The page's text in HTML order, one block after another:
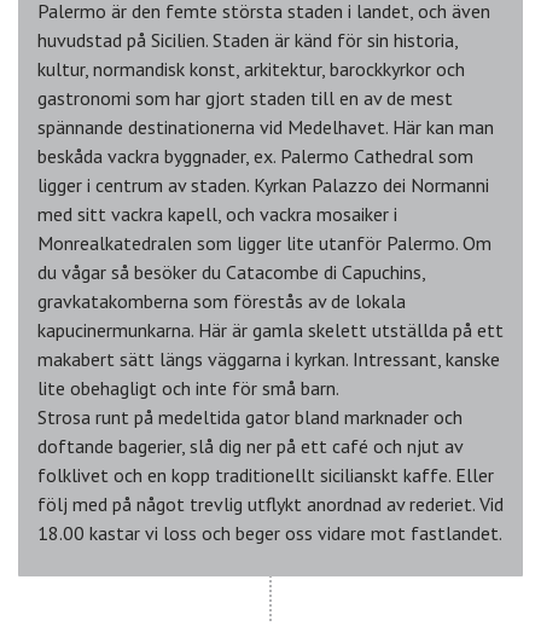
Palermo är den femte största staden i landet, och även
huvudstad på Sicilien. Staden är känd för sin historia,
kultur, normandisk konst, arkitektur, barockkyrkor och
gastronomi som har gjort staden till en av de mest
spännande destinationerna vid Medelhavet. Här kan man
beskåda vackra byggnader, ex. Palermo Cathedral som
ligger i centrum av staden. Kyrkan Palazzo dei Normanni
med sitt vackra kapell, och vackra mosaiker i
Monrealkatedralen som ligger lite utanför Palermo. Om
du vågar så besöker du Catacombe di Capuchins,
gravkatakomberna som förestås av de lokala
kapucinermunkarna. Här är gamla skelett utställda på ett
makabert sätt längs väggarna i kyrkan. Intressant, kanske
lite obehagligt och inte för små barn.
Strosa runt på medeltida gator bland marknader och
doftande bagerier, slå dig ner på ett café och njut av
folklivet och en kopp traditionellt sicilianskt kaffe. Eller
följ med på något trevlig utflykt anordnad av rederiet. Vid
18.00 kastar vi loss och beger oss vidare mot fastlandet.